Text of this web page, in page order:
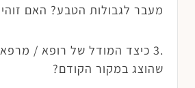
מעבר לגבולות הטבע? האם זוהי
.3 כיצד המודל של רופא /
שהוצג במקור הקודם?